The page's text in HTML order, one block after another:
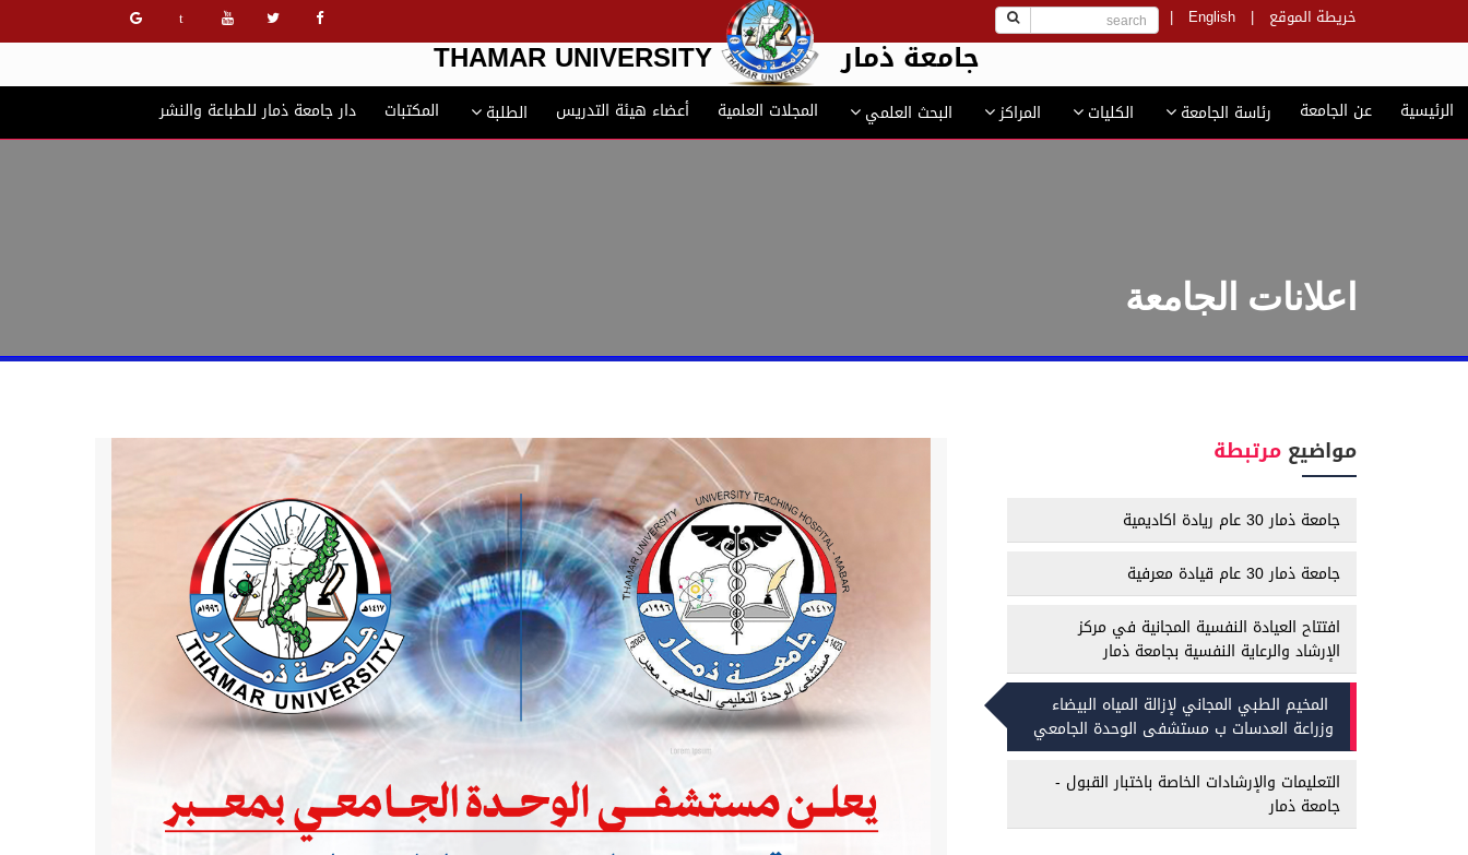
خريطة الموقع |
English
|
t
جامعة ذمار THAMAR UNIVERSITY
الرئيسية عن الجامعة رئاسة الجامعة الكليات المراكز البحث العلمي المجلات العلمية أعضاء هيئة التدريس الطلبة المكتبات دار جامعة ذمار للطباعة والنشر
اعلانات الجامعة
مواضيع مرتبطة
جامعة ذمار 30 عام ريادة اكاديمية
جامعة ذمار 30 عام قيادة معرفية
افتتاح العيادة النفسية المجانية في مركز
الإرشاد والرعاية النفسية بجامعة ذمار
المخيم الطبي المجاني لإزالة المياه البيضاء
وزراعة العدسات ب مستشفى الوحدة الجامعي
التعليمات والإرشادات الخاصة باختبار القبول -
جامعة ذمار